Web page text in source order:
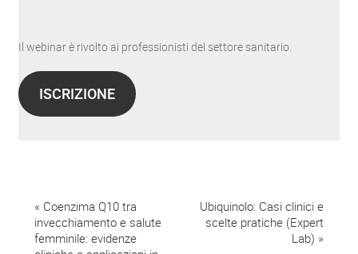
Il webinar è rivolto ai professionisti del settore sanitario.
ISCRIZIONE
« Coenzima Q10 tra
invecchiamento e salute
femminile: evidenze
Ubiquinolo: Casi clinici e
scelte pratiche (Expert
Lab) »